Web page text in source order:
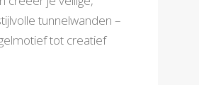
tunnelwanden –
tot creatief